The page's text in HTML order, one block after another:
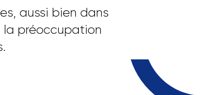
aussi bien dans
la préoccupation